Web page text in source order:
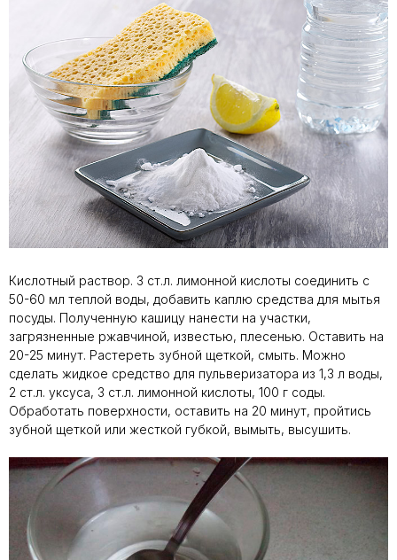
Кислотный раствор. 3 ст.л. лимонной кислоты соединить с
50-60 мл теплой воды, добавить каплю средства для мытья
посуды. Полученную кашицу нанести на участки,
загрязненные ржавчиной, известью, плесенью. Оставить на
20-25 минут. Растереть зубной щеткой, смыть. Можно
сделать жидкое средство для пульверизатора из 1,3 л воды,
2 ст.л. уксуса, 3 ст.л. лимонной кислоты, 100 г соды.
Обработать поверхности, оставить на 20 минут, пройтись
зубной щеткой или жесткой губкой, вымыть, высушить.